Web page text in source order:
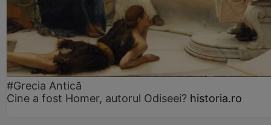
#Grecia Antică
Cine a fost Homer, autorul Odiseei? historia.ro